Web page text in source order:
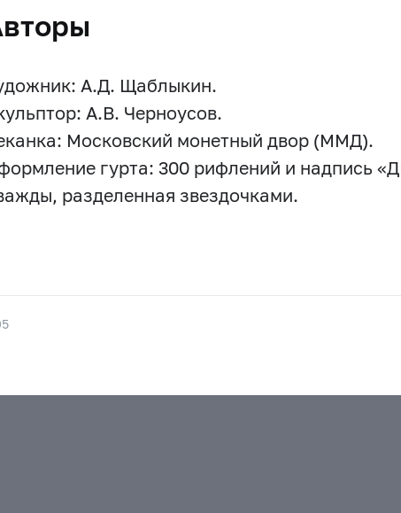
А.Д. Щаблыкин.
А.В. Черноусов.
Московский монетный двор (ММД).
гурта: 300 рифлений и надпись
разделенная звездочками.